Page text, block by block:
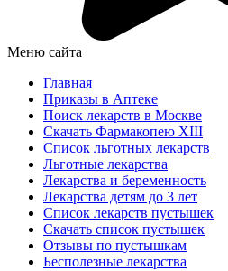
Меню сайта
Главная
Приказы в Аптеке
Поиск лекарств в Москве
Скачать Фармакопею XIII
Список льготных лекарств
Льготные лекарства
Лекарства и беременность
Лекарства детям до 3 лет
Список лекарств пустышек
Скачать список пустышек
Отзывы по пустышкам
Бесполезные лекарства